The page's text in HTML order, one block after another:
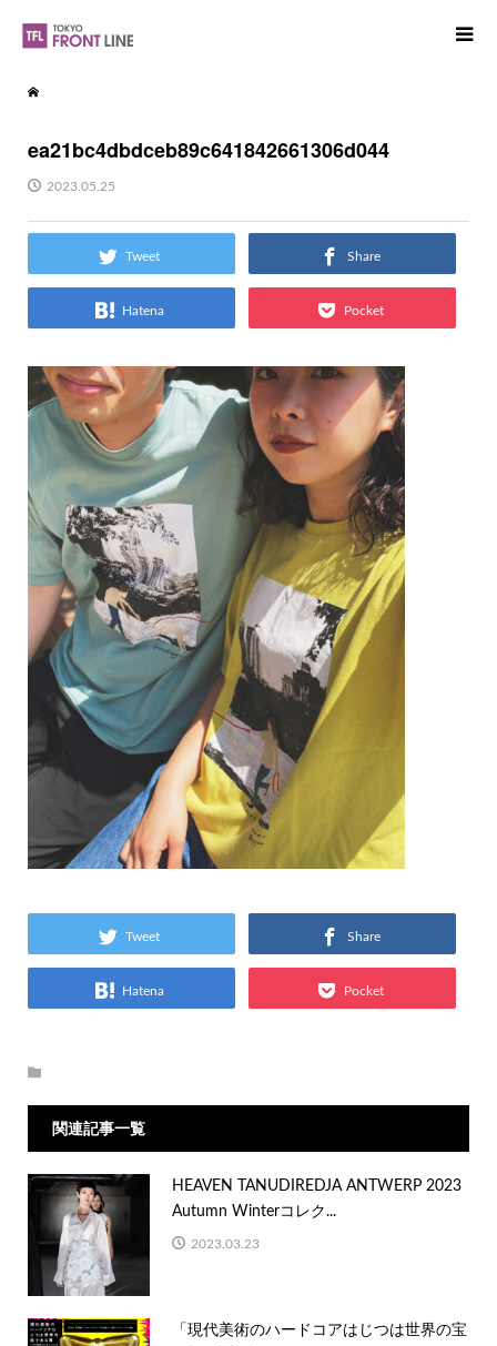
ea21bc4dbdceb89c641842661306d044
2023.05.25
Tweet Share
Hatena Pocket
Tweet Share
Hatena Pocket
関連記事一覧
HEAVEN TANUDIREDJA ANTWERP 2023
Autumn Winterコレク...
2023.03.23
「現代美術のハードコアはじつは世界の宝